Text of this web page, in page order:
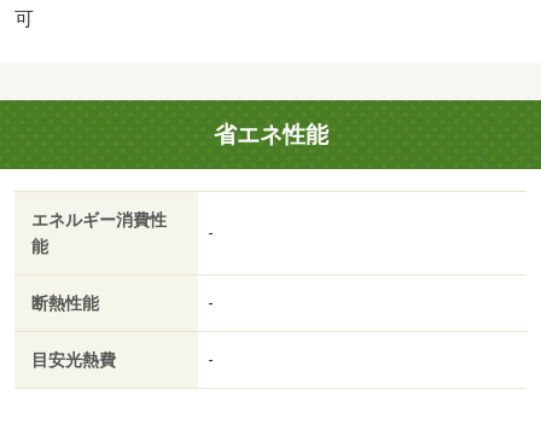
で）：条件変更無し 保証会社：らくらくパートナー／バ
ーホン／浴室乾燥機／室内洗濯置／陽当り良好／シューズ
ボックス／追焚機能浴室／角住戸／温水洗浄便座／脱衣所
／洗面所独立／２口コンロ／駐輪場／最上階／敷金不要／
対面式キッチン／ペット相談／駐車場１台無料／オートバ
ス／全居室洋室／保証人不要／駐車２台可／二人入居相談
／全居室フローリング／キッチンに窓／１フロア２住戸／
無し／平面駐車場／東南向き／ＬＤＫ１２畳以上／プロパ
ンガス／ＢＳ／保証会社利用可／ＩＴ重説 対応物件／Ｌ
ＧＢＴフレンドリー／初期費用カード決済可／ハローズ西
可
省エネ性能
エネルギー消費性
能
-
断熱性能 -
目安光熱費 -